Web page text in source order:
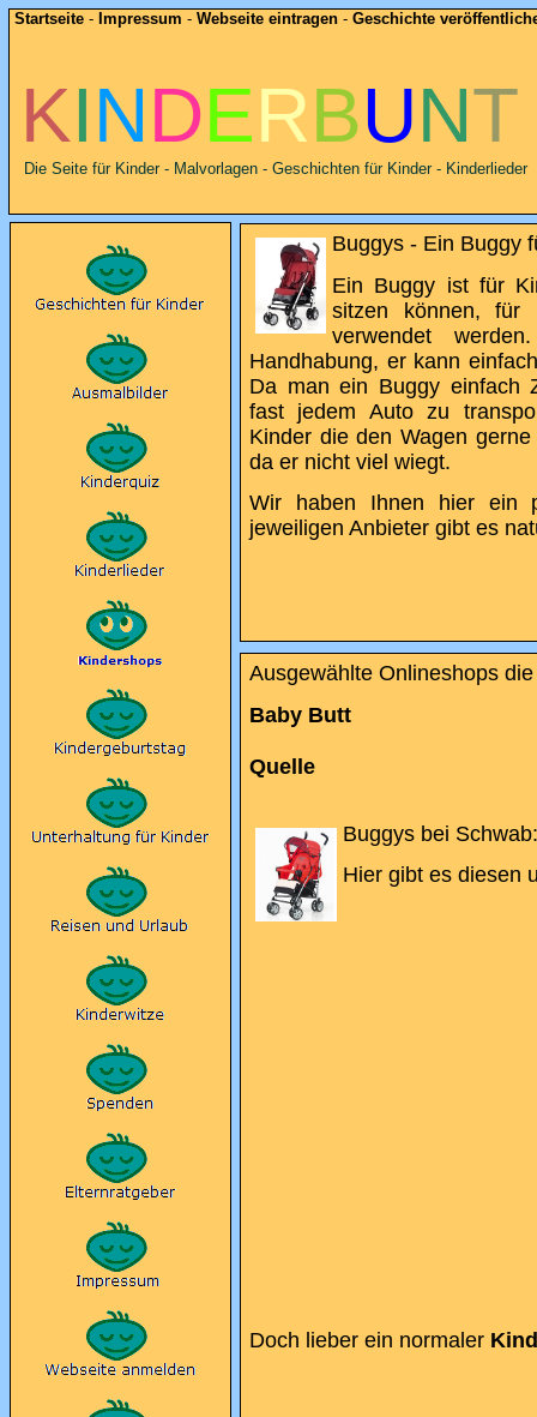
Startseite - Impressum -Webseite eintragen -Geschichte
KINDERBUNT
Die Seite für Kinder - Malvorlagen - Geschichten für Kinder - Kinderlieder
Buggys - Ein Buggy
Ein Buggy ist für
sitzen können, für
verwendet
Handhabung, er kann
Da man ein Buggy einfach
fast jedem Auto zu
Kinder die den Wagen
da er nicht viel wiegt.
Wir haben Ihnen hier ein
jeweiligen Anbieter gibt es
Ausgewählte Onlineshops
Baby Butt
Quelle
Buggys bei Schwab:
Hier gibt es diesen
Doch lieber ein normaler